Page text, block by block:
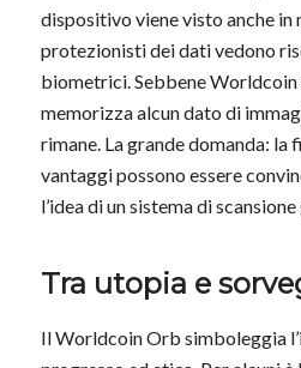
dispositivo viene visto anche
protezionisti dei dati vedono
biometrici. Sebbene
memorizza alcun dato di
rimane. La grande domanda: la
vantaggi possono essere
l’idea di un sistema di
Tra utopia e
Il Worldcoin Orb simboleggia